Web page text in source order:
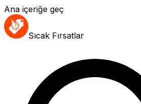
Ana içeriğe geç
Sıcak Fırsatlar